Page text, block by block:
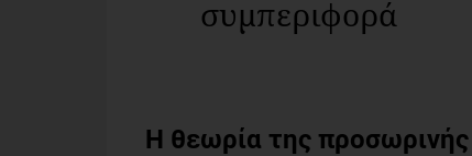
συμπεριφορά
Η θεωρία της